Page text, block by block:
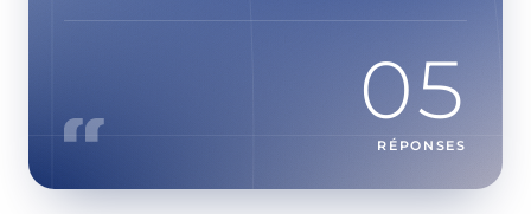
05
RÉPONSES